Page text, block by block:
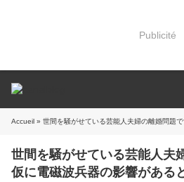
Publicité
Accueil » 世間を騒がせている芸能人夫婦の離婚問題ですが、仮に電磁波兵器の
世間を騒がせている芸能人夫
仮に電磁波兵器の影響がある